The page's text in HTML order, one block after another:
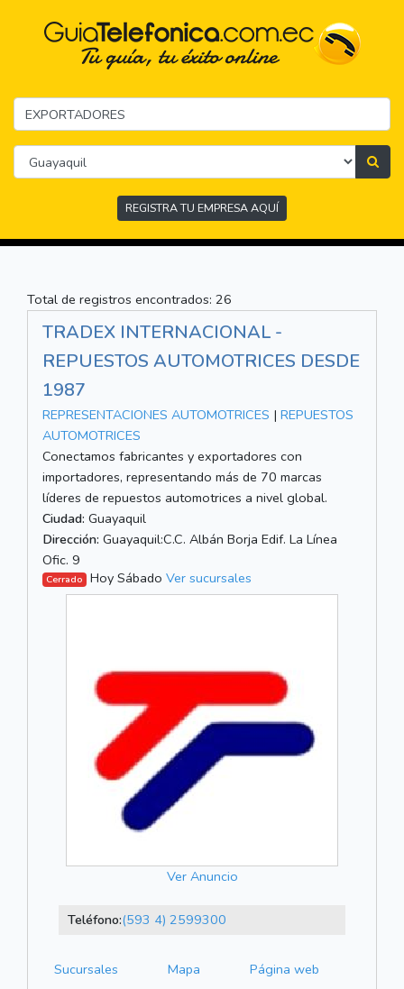
REGISTRA TU EMPRESA AQUÍ
Total de registros encontrados: 26
TRADEX INTERNACIONAL -
REPUESTOS AUTOMOTRICES DESDE
1987
REPRESENTACIONES AUTOMOTRICES | REPUESTOS
AUTOMOTRICES
Conectamos fabricantes y exportadores con
importadores, representando más de 70 marcas
líderes de repuestos automotrices a nivel global.
Ciudad: Guayaquil
Dirección: Guayaquil:C.C. Albán Borja Edif. La Línea
Ofic. 9
Cerrado Hoy Sábado Ver sucursales
Ver Anuncio
Teléfono:(593 4) 2599300
Sucursales Mapa
Página web